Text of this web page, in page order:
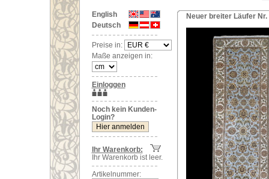
English
Deutsch
Preise in:
Maße anzeigen in:
Einloggen
Noch kein Kunden-
Login?
Ihr Warenkorb:
Ihr Warenkorb ist leer.
Artikelnummer:
Neuer breiter Läufer